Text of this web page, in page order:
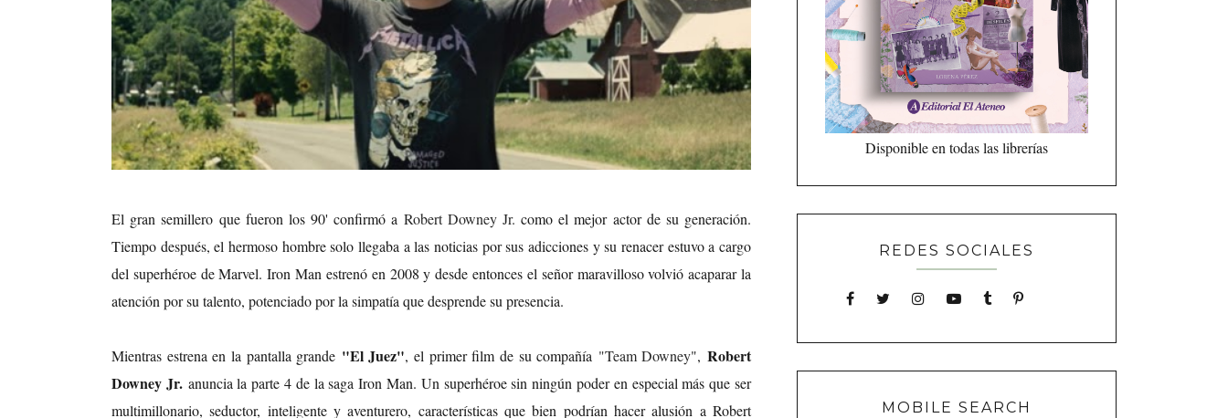
El gran semillero que fueron los 90' confirmó a Robert Downey Jr. como el mejor actor de su generación.
Tiempo después, el hermoso hombre solo llegaba a las noticias por sus adicciones y su renacer estuvo a cargo
del superhéroe de Marvel. Iron Man estrenó en 2008 y desde entonces el señor maravilloso volvió acaparar la
atención por su talento, potenciado por la simpatía que desprende su presencia.
Mientras estrena en la pantalla grande "El Juez", el primer film de su compañía "Team Downey", Robert
Downey Jr.anuncia la parte 4 de la saga Iron Man. Un superhéroe sin ningún poder en especial más que ser
multimillonario, seductor, inteligente y aventurero, características que bien podrían hacer alusión a Robert
Disponible en todas las librerías
REDES SOCIALES
MOBILE SEARCH